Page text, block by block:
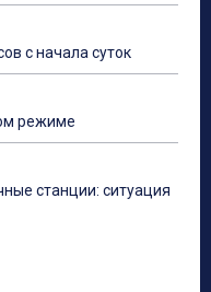
с начала суток
режиме
станции: ситуация